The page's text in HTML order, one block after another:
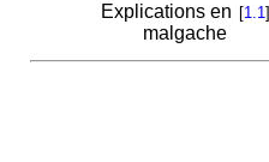
Explications en
malgache
[1.1]